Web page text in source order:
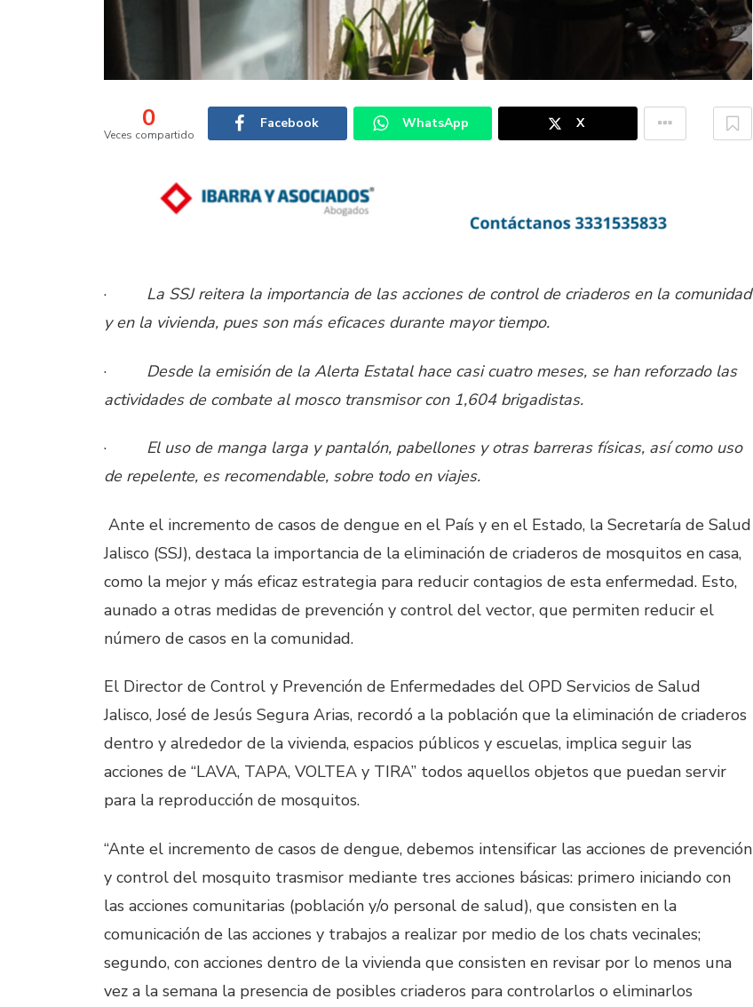
0
Veces compartido
Facebook WhatsApp X
· La SSJ reitera la importancia de las acciones de control de criaderos en la comunidad
y en la vivienda, pues son más eficaces durante mayor tiempo.
· Desde la emisión de la Alerta Estatal hace casi cuatro meses, se han reforzado las
actividades de combate al mosco transmisor con 1,604 brigadistas.
· El uso de manga larga y pantalón, pabellones y otras barreras físicas, así como uso
de repelente, es recomendable, sobre todo en viajes.
Ante el incremento de casos de dengue en el País y en el Estado, la Secretaría de Salud
Jalisco (SSJ), destaca la importancia de la eliminación de criaderos de mosquitos en casa,
como la mejor y más eficaz estrategia para reducir contagios de esta enfermedad. Esto,
aunado a otras medidas de prevención y control del vector, que permiten reducir el
número de casos en la comunidad.
El Director de Control y Prevención de Enfermedades del OPD Servicios de Salud
Jalisco, José de Jesús Segura Arias, recordó a la población que la eliminación de criaderos
dentro y alrededor de la vivienda, espacios públicos y escuelas, implica seguir las
acciones de “LAVA, TAPA, VOLTEA y TIRA” todos aquellos objetos que puedan servir
para la reproducción de mosquitos.
“Ante el incremento de casos de dengue, debemos intensificar las acciones de prevención
y control del mosquito trasmisor mediante tres acciones básicas: primero iniciando con
las acciones comunitarias (población y/o personal de salud), que consisten en la
comunicación de las acciones y trabajos a realizar por medio de los chats vecinales;
segundo, con acciones dentro de la vivienda que consisten en revisar por lo menos una
vez a la semana la presencia de posibles criaderos para controlarlos o eliminarlos